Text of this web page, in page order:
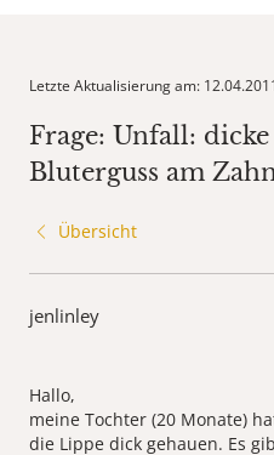
Letzte Aktualisierung am:
Frage: Unfall:
Bluterguss am
Übersicht
jenlinley
Hallo,
meine Tochter (20 Monate)
die Lippe dick gehauen. Es